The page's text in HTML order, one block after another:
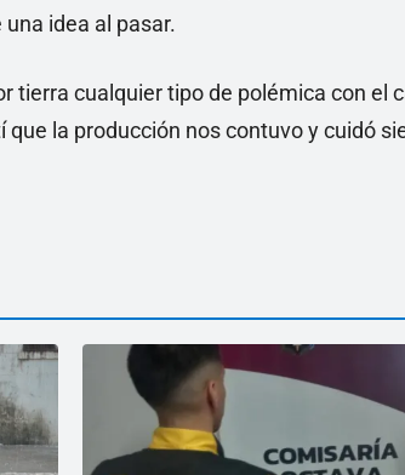
idea al pasar.
tierra cualquier tipo de polémica con el
la producción nos contuvo y cuidó